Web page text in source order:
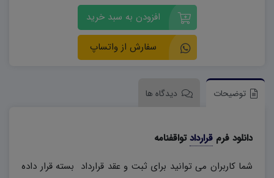
افزودن به سبد خرید
سفارش از واتساپ
توضیحات دیدگاه ها
دانلود فرم قراردادتواقفنامه
شما کاربران می توانید برای ثبت و عقد قرارداد بسته قرار داده